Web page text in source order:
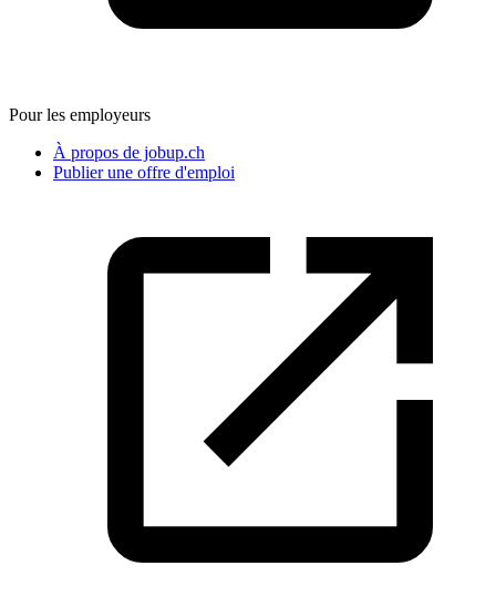
Pour les employeurs
À propos de jobup.ch
Publier une offre d'emploi